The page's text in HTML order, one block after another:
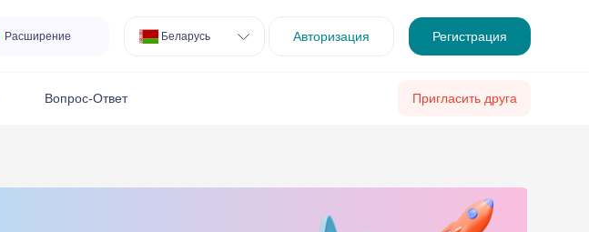
Расширение Беларусь Авторизация Регистрация
Вопрос-Ответ Пригласить друга